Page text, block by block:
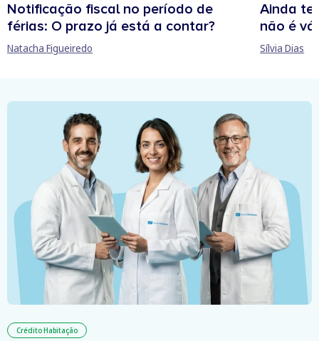
Notificação fiscal no período de
férias: O prazo já está a contar?
Natacha Figueiredo
Ainda
não é
Sílvia Dias
Crédito Habitação